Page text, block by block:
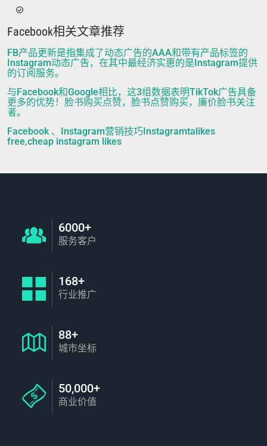
Facebook相关文章推荐
FB产品更新是指集成了动态广告的AAA和带有产品标签的
Instagram动态广告，在其中最经济实惠的是Instagram提供
的订阅服务。
与Facebook和Google相比，这3组数据表明TikTok广告具备
更多的优势！脸书购买点赞，脸书点赞购买，廉价脸书关注
者。
Facebook 、Instagram营销技巧Instagramtalikes
free,cheap instagram likes
6000+
服务客户
168+
行业推广
88+
城市坐标
50,000+
商业价值